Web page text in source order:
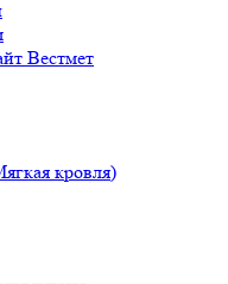
Вестмет
кровля)